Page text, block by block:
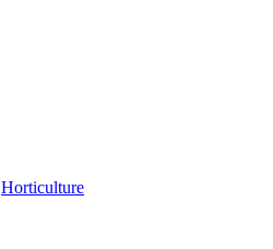
Horticulture